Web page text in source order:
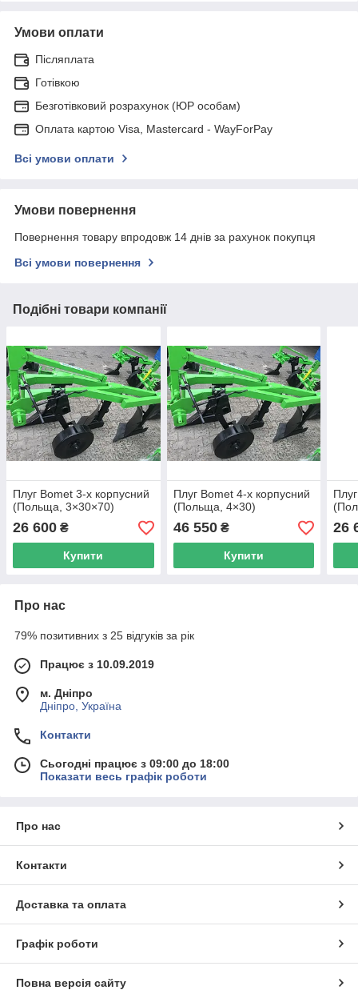
Умови оплати
Післяплата
Готівкою
Безготівковий розрахунок (ЮР особам)
Оплата картою Visa, Mastercard - WayForPay
Всі умови оплати
Умови повернення
Повернення товару впродовж 14 днів за рахунок покупця
Всі умови повернення
Подібні товари компанії
Плуг Bomet 3-х корпусний
(Польща, 3×30×70)
26 600 ₴
Купити
Плуг Bomet 4-х корпусний
(Польща, 4×30)
46 550₴
Купити
26
Про нас
79% позитивних з 25 відгуків за рік
Працює з 10.09.2019
м. Дніпро
Дніпро, Україна
Контакти
Сьогодні працює з 09:00 до 18:00
Показати весь графік роботи
Про нас
Контакти
Доставка та оплата
Графік роботи
Повна версія сайту